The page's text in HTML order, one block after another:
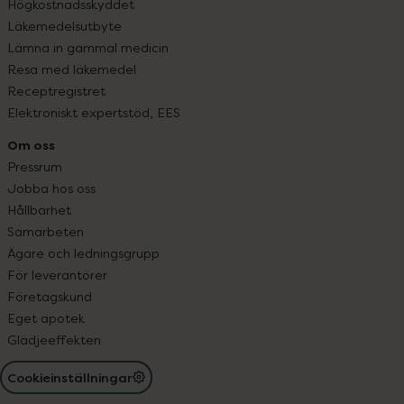
Högkostnadsskyddet
Läkemedelsutbyte
Lämna in gammal medicin
Resa med läkemedel
Receptregistret
Elektroniskt expertstöd, EES
Om oss
Pressrum
Jobba hos oss
Hållbarhet
Samarbeten
Ägare och ledningsgrupp
För leverantörer
Företagskund
Eget apotek
Glädjeeffekten
Cookieinställningar